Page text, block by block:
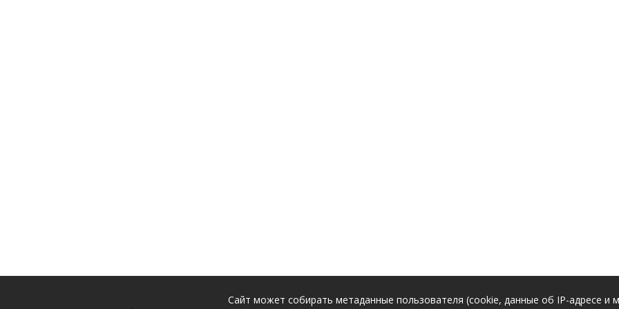
Сайт может собирать метаданные пользователя (cookie, данные об IP-адресе и